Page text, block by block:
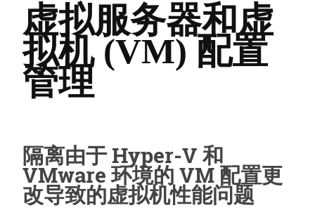
虚拟服务器和虚
拟机 (VM) 配置
管理
隔离由于 Hyper-V 和
VMware 环境的 VM 配置更
改导致的虚拟机性能问题